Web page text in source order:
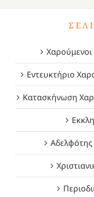
Χαρούμενοι
Εντευκτήριο
Κατασκήνωση